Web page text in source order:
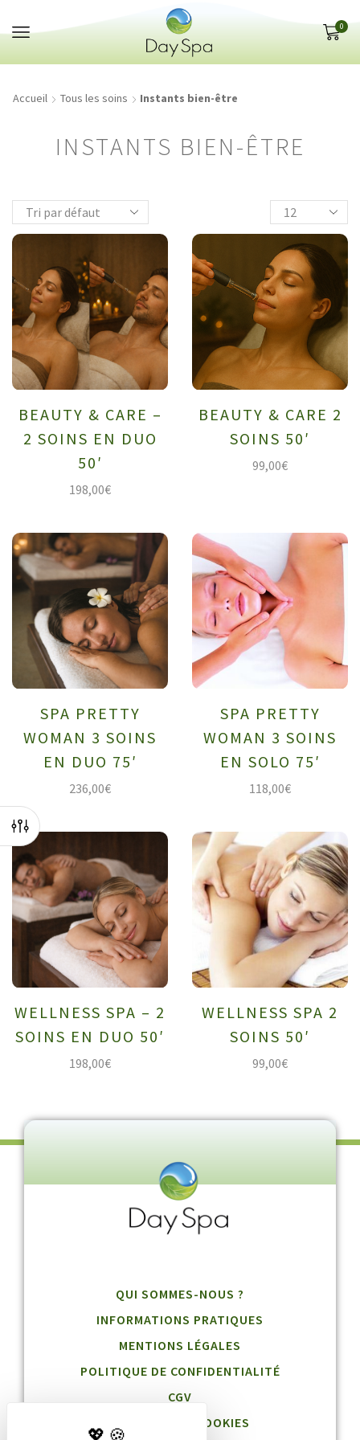
0
Accueil Tous les soins Instants bien-être
INSTANTS BIEN-ÊTRE
BEAUTY & CARE –
2 SOINS EN DUO
50′
198,00€
BEAUTY & CARE 2
SOINS 50′
99,00€
SPA PRETTY
WOMAN 3 SOINS
EN DUO 75′
236,00€
SPA PRETTY
WOMAN 3 SOINS
EN SOLO 75′
118,00€
WELLNESS SPA – 2
SOINS EN DUO 50′
198,00€
WELLNESS SPA 2
SOINS 50′
99,00€
QUI SOMMES-NOUS ?
INFORMATIONS PRATIQUES
MENTIONS LÉGALES
POLITIQUE DE CONFIDENTIALITÉ
CGV
GESTION DES COOKIES
Panneau de gestion des cookies